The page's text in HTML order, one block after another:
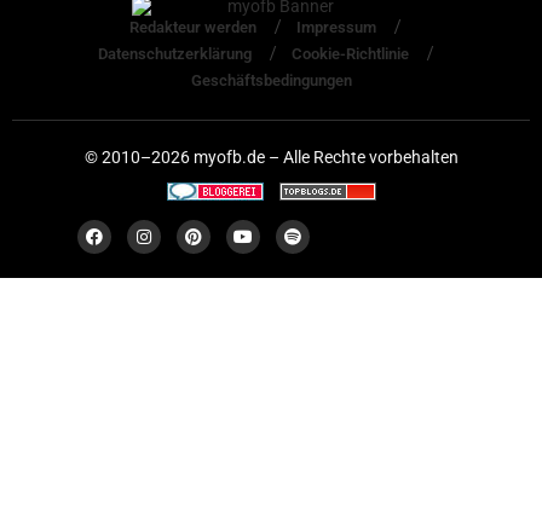
Redakteur werden
Impressum
Datenschutzerklärung
Cookie-Richtlinie
Geschäftsbedingungen
© 2010–2026 myofb.de – Alle Rechte vorbehalten